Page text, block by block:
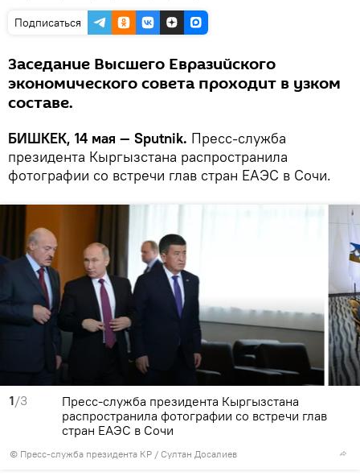
Подписаться
Заседание Высшего Евразийского
экономического совета проходит в узком
составе.
БИШКЕК, 14 мая — Sputnik. Пресс-служба
президента Кыргызстана распространила
фотографии со встречи глав стран ЕАЭС в Сочи.
1/3
© Пресс-служба президента КР / Султан Досалиев
Пресс-служба президента Кыргызстана
распространила фотографии со встречи глав
стран ЕАЭС в Сочи